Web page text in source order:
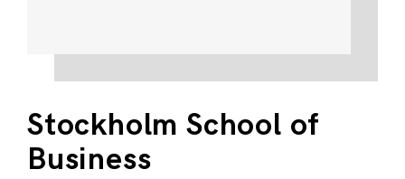
Stockholm School of
Business